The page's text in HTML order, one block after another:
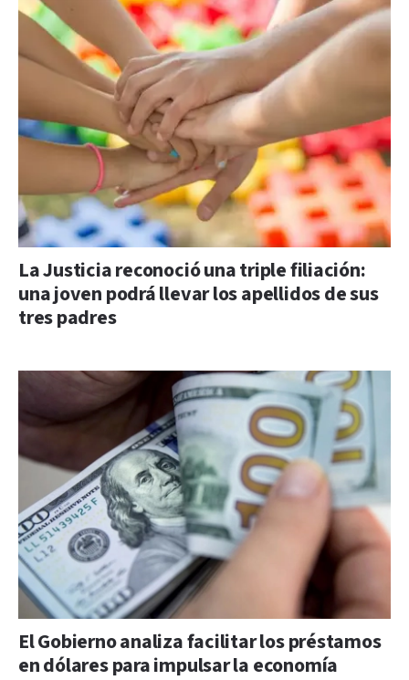
La Justicia reconoció una triple filiación:
una joven podrá llevar los apellidos de sus
tres padres
El Gobierno analiza facilitar los préstamos
en dólares para impulsar la economía